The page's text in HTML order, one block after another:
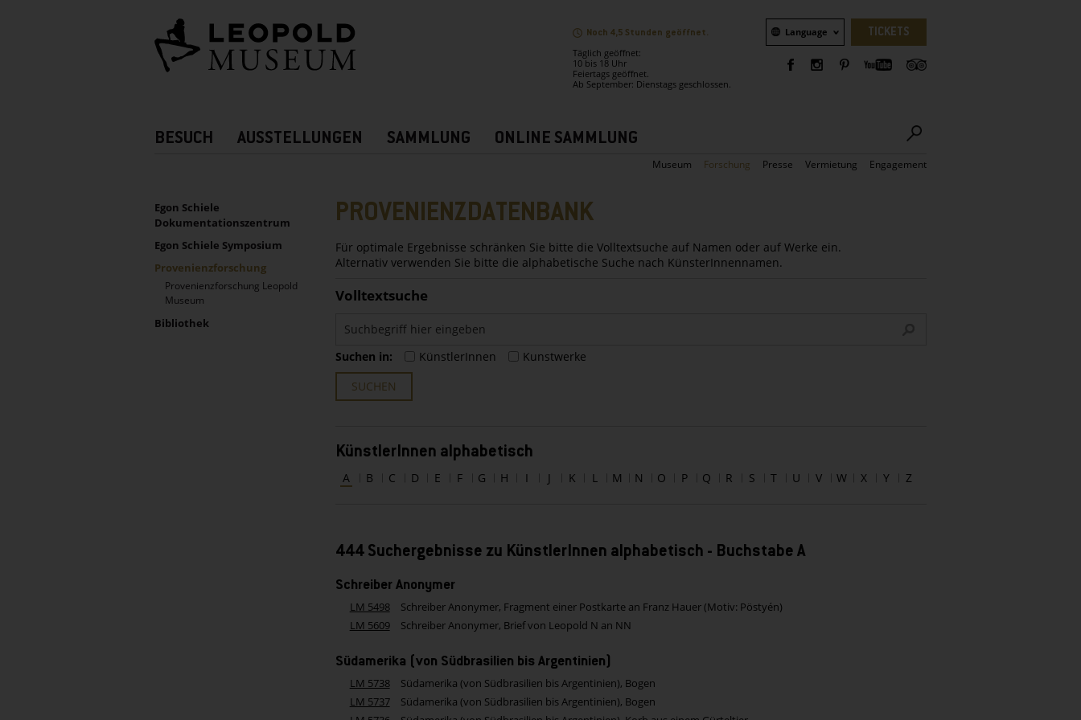
Noch 4,5 Stunden geöffnet.
Täglich geöffnet:
10 bis 18 Uhr
Feiertags geöffnet.
Ab September: Dienstags geschlossen.
Sprachauswahl
Language TICKETS
Hauptnavigation
BESUCH AUSSTELLUNGEN SAMMLUNG ONLINE SAMMLUNG
Museum Forschung Presse Vermietung Engagement
Sidebar
UNTERNAVIGATION
Egon Schiele
Dokumentationszentrum
Egon Schiele Symposium
Provenienzforschung
Provenienzforschung Leopold
Museum
Bibliothek
PROVENIENZDATENBANK
Für optimale Ergebnisse schränken Sie bitte die Volltextsuche auf Namen oder auf Werke ein.
Alternativ verwenden Sie bitte die alphabetische Suche nach KünsterInnennamen.
Volltextsuche
Suchen in: KünstlerInnen
Kunstwerke
SUCHEN
KünstlerInnen alphabetisch
A B C D E F G H I J K L M N O P Q R S T U V W X Y Z
444 Suchergebnisse zu KünstlerInnen alphabetisch - Buchstabe A
Schreiber Anonymer
LM 5498
Schreiber Anonymer, Fragment einer Postkarte an Franz Hauer (Motiv: Pöstyén)
LM 5609
Schreiber Anonymer, Brief von Leopold N an NN
Südamerika (von Südbrasilien bis Argentinien)
LM 5738
Südamerika (von Südbrasilien bis Argentinien), Bogen
LM 5737
Südamerika (von Südbrasilien bis Argentinien), Bogen